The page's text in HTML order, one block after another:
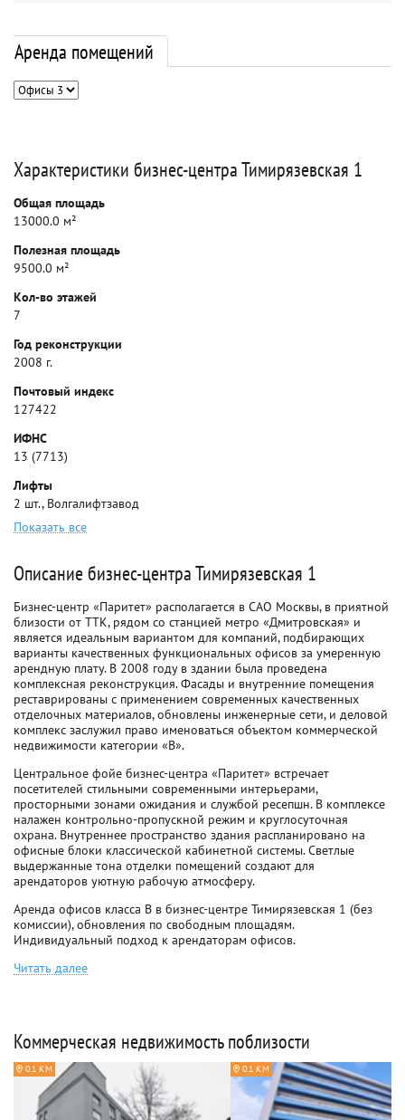
Аренда помещений
Характеристики бизнес-центра Тимирязевская 1
Общая площадь
13000.0 м²
Полезная площадь
9500.0 м²
Кол-во этажей
7
Год реконструкции
2008 г.
Почтовый индекс
127422
ИФНС
13 (7713)
Лифты
2 шт., Волгалифтзавод
Показать все
Описание бизнес-центра Тимирязевская 1
Бизнес-центр «Паритет» располагается в САО Москвы, в приятной
близости от ТТК, рядом со станцией метро «Дмитровская» и
является идеальным вариантом для компаний, подбирающих
варианты качественных функциональных офисов за умеренную
арендную плату. В 2008 году в здании была проведена
комплексная реконструкция. Фасады и внутренние помещения
реставрированы с применением современных качественных
отделочных материалов, обновлены инженерные сети, и деловой
комплекс заслужил право именоваться объектом коммерческой
недвижимости категории «В».
Центральное фойе бизнес-центра «Паритет» встречает
посетителей стильными современными интерьерами,
просторными зонами ожидания и службой ресепшн. В комплексе
налажен контрольно-пропускной режим и круглосуточная
охрана. Внутреннее пространство здания распланировано на
офисные блоки классической кабинетной системы. Светлые
выдержанные тона отделки помещений создают для
арендаторов уютную рабочую атмосферу.
Аренда офисов класса B в бизнес-центре Тимирязевская 1 (без
комиссии), обновления по свободным площадям.
Индивидуальный подход к арендаторам офисов.
Читать далее
Коммерческая недвижимость поблизости
0.1 КМ 0.1 КМ